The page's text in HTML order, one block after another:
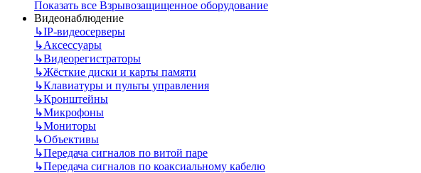
Показать все Взрывозащищенное оборудование
Видеонаблюдение
↳IP-видеосерверы
↳Аксессуары
↳Видеорегистраторы
↳Жёсткие диски и карты памяти
↳Клавиатуры и пульты управления
↳Кронштейны
↳Микрофоны
↳Мониторы
↳Объективы
↳Передача сигналов по витой паре
↳Передача сигналов по коаксиальному кабелю